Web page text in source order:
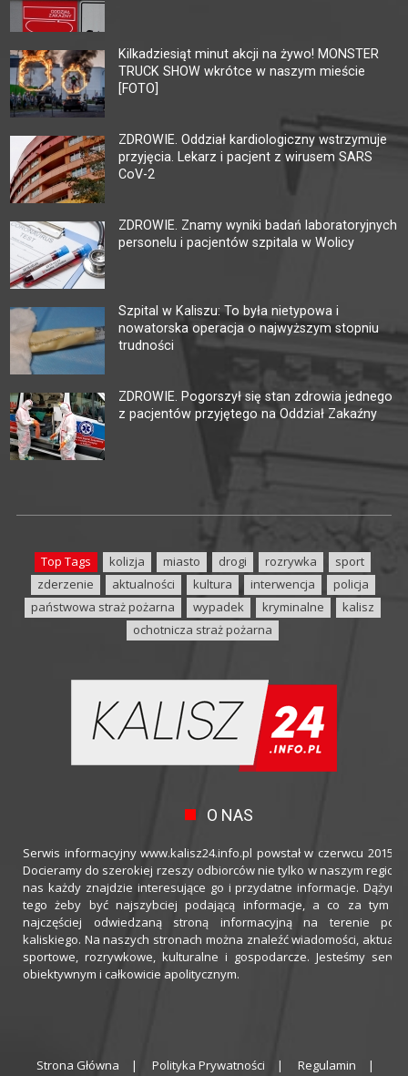
Kilkadziesiąt minut akcji na żywo! MONSTER
TRUCK SHOW wkrótce w naszym mieście
[FOTO]
ZDROWIE. Oddział kardiologiczny wstrzymuje
przyjęcia. Lekarz i pacjent z wirusem SARS
CoV-2
ZDROWIE. Znamy wyniki badań laboratoryjnych
personelu i pacjentów szpitala w Wolicy
Szpital w Kaliszu: To była nietypowa i
nowatorska operacja o najwyższym stopniu
trudności
ZDROWIE. Pogorszył się stan zdrowia jednego
z pacjentów przyjętego na Oddział Zakaźny
Top Tags kolizja miasto drogi rozrywka
sport
zderzenie
aktualności kultura interwencja
policja
państwowa straż pożarna
wypadek kryminalne
kalisz
ochotnicza straż pożarna
O NAS
Serwis informacyjny www.kalisz24.info.pl powstał w czerwcu 2015
Docieramy do szerokiej rzeszy odbiorców nie tylko w naszym
nas każdy znajdzie interesujące go i przydatne informacje.
tego żeby być najszybciej podającą informacje, a co za tym
najczęściej odwiedzaną stroną informacyjną na terenie
kaliskiego. Na naszych stronach można znaleźć wiadomości,
sportowe, rozrywkowe, kulturalne i gospodarcze. Jesteśmy
obiektywnym i całkowicie apolitycznym.
Strona Główna Polityka Prywatności
Regulamin